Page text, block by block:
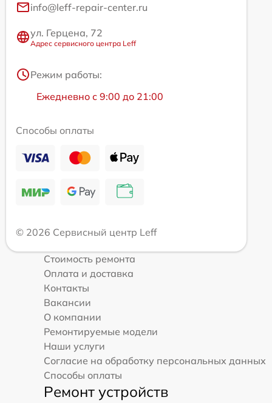
info@leff-repair-center.ru
ул. Герцена, 72
Адрес сервисного центра Leff
Режим работы:
Ежедневно с 9:00 до 21:00
Способы оплаты
© 2026 Сервисный центр Leff
Стоимость ремонта
Оплата и доставка
Контакты
Вакансии
О компании
Ремонтируемые модели
Наши услуги
Согласие на обработку персональных данных
Способы оплаты
Ремонт устройств